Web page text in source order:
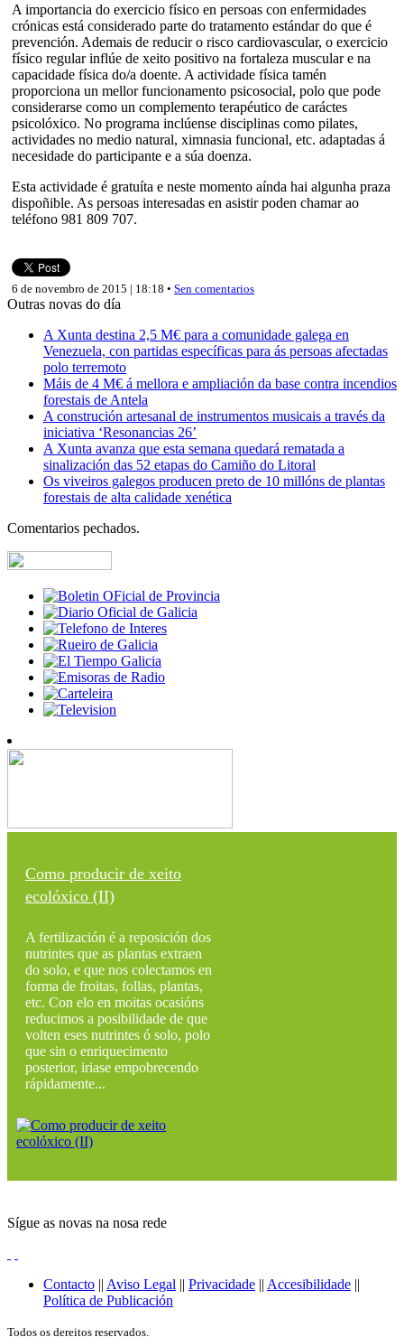
A importancia do exercicio físico en persoas con enfermidades
crónicas está considerado parte do tratamento estándar do que é
prevención. Ademais de reducir o risco cardiovascular, o exercicio
físico regular inflúe de xeito positivo na fortaleza muscular e na
capacidade física do/a doente. A actividade física tamén
proporciona un mellor funcionamento psicosocial, polo que pode
considerarse como un complemento terapéutico de caráctes
psicolóxico. No programa inclúense disciplinas como pilates,
actividades no medio natural, ximnasia funcional, etc. adaptadas á
necesidade do participante e a súa doenza.
Esta actividade é gratuíta e neste momento aínda hai algunha praza
dispoñible. As persoas interesadas en asistir poden chamar ao
teléfono 981 809 707.
6 de novembro de 2015 | 18:18 • Sen comentarios
Outras novas do día
A Xunta destina 2,5 M€ para a comunidade galega en
Venezuela, con partidas específicas para ás persoas afectadas
polo terremoto
Máis de 4 M€ á mellora e ampliación da base contra incendios
forestais de Antela
A construción artesanal de instrumentos musicais a través da
iniciativa ‘Resonancias 26’
A Xunta avanza que esta semana quedará rematada a
sinalización das 52 etapas do Camiño do Litoral
Os viveiros galegos producen preto de 10 millóns de plantas
forestais de alta calidade xenética
Comentarios pechados.
Como producir de xeito
ecolóxico (II)
A fertilización é a reposición dos
nutrintes que as plantas extraen
do solo, e que nos colectamos en
forma de froitas, follas, plantas,
etc. Con elo en moitas ocasións
reducimos a posibilidade de que
volten eses nutrintes ó solo, polo
que sin o enriquecimento
posterior, iriase empobrecendo
rápidamente...
Sígue as novas na nosa rede
Contacto || Aviso Legal || Privacidade || Accesibilidade ||
Política de Publicación
Todos os dereitos reservados.